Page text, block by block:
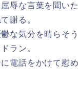
辱な言葉を聞い
謝る。
な気分を晴らそ
ラン。
電話をかけて慰め